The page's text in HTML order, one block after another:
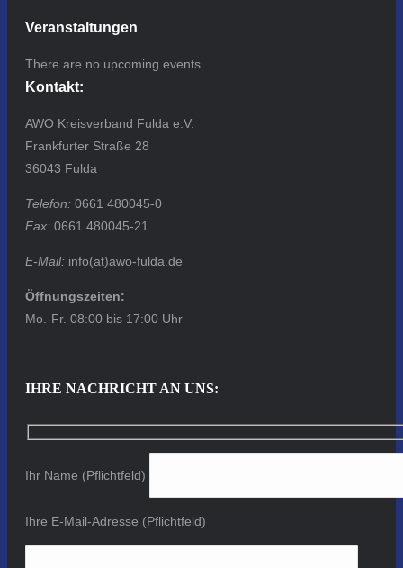
Veranstaltungen
There are no upcoming events.
Kontakt:
AWO Kreisverband Fulda e.V.
Frankfurter Straße 28
36043 Fulda
Telefon: 0661 480045-0
Fax: 0661 480045-21
E-Mail: info(at)awo-fulda.de
Öffnungszeiten:
Mo.-Fr. 08:00 bis 17:00 Uhr
IHRE NACHRICHT AN UNS:
Ihr Name (Pflichtfeld)
Ihre E-Mail-Adresse (Pflichtfeld)